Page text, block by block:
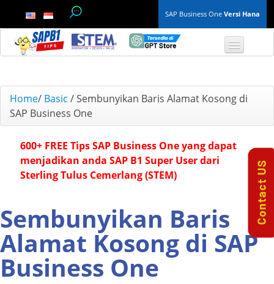
SAP Business One Versi Hana
TOP 10 B1 TIPS
Finance & Accounting
Inventory & Production
Project Management
Purchasing A/P
Home/ Basic /Sembunyikan Baris Alamat Kosong di
SAP Business One
600+ FREE Tips SAP Business One yang dapat
menjadikan anda SAP B1 Super User dari
Sterling Tulus Cemerlang (STEM)
Sembunyikan Baris
Alamat Kosong di SAP
Business One